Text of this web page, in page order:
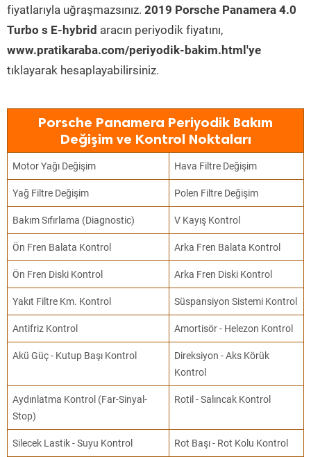
fiyatlarıyla uğraşmazsınız. 2019 Porsche Panamera 4.0
Turbo s E-hybrid aracın periyodik fiyatını,
www.pratikaraba.com/periyodik-bakim.html'ye
tıklayarak hesaplayabilirsiniz.
Porsche Panamera Periyodik Bakım
Değişim ve Kontrol Noktaları
Motor Yağı Değişim Hava Filtre Değişim
Yağ Filtre Değişim Polen Filtre Değişim
Bakım Sıfırlama (Diagnostic) V Kayış Kontrol
Ön Fren Balata Kontrol Arka Fren Balata Kontrol
Ön Fren Diski Kontrol Arka Fren Diski Kontrol
Yakıt Filtre Km. Kontrol Süspansiyon Sistemi Kontrol
Antifriz Kontrol Amortisör - Helezon Kontrol
Akü Güç - Kutup Başı Kontrol
Direksiyon - Aks Körük
Kontrol
Aydınlatma Kontrol (Far-Sinyal-
Stop)
Rotil - Salıncak Kontrol
Silecek Lastik - Suyu Kontrol Rot Başı - Rot Kolu Kontrol